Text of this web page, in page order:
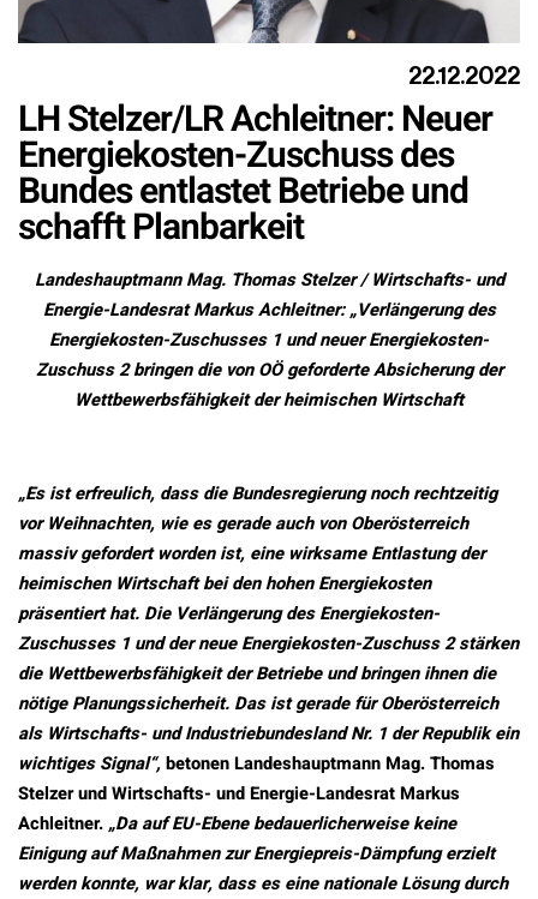
22.12.2022
LH Stelzer/LR Achleitner: Neuer
Energiekosten-Zuschuss des
Bundes entlastet Betriebe und
schafft Planbarkeit
Landeshauptmann Mag. Thomas Stelzer / Wirtschafts- und
Energie-Landesrat Markus Achleitner: „Verlängerung des
Energiekosten-Zuschusses 1 und neuer Energiekosten-
Zuschuss 2 bringen die von OÖ geforderte Absicherung der
Wettbewerbsfähigkeit der heimischen Wirtschaft
„Es ist erfreulich, dass die Bundesregierung noch rechtzeitig
vor Weihnachten, wie es gerade auch von Oberösterreich
massiv gefordert worden ist, eine wirksame Entlastung der
heimischen Wirtschaft bei den hohen Energiekosten
präsentiert hat. Die Verlängerung des Energiekosten-
Zuschusses 1 und der neue Energiekosten-Zuschuss 2 stärken
die Wettbewerbsfähigkeit der Betriebe und bringen ihnen die
nötige Planungssicherheit. Das ist gerade für Oberösterreich
als Wirtschafts- und Industriebundesland Nr. 1 der Republik ein
wichtiges Signal“,betonen Landeshauptmann Mag. Thomas
Stelzer und Wirtschafts- und Energie-Landesrat Markus
Achleitner.„Da auf EU-Ebene bedauerlicherweise keine
Einigung auf Maßnahmen zur Energiepreis-Dämpfung erzielt
werden konnte, war klar, dass es eine nationale Lösung durch